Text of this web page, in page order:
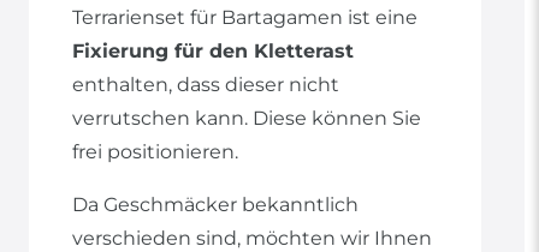
Terrarienset für Bartagamen ist eine
Fixierung für den Kletterast
enthalten, dass dieser nicht
verrutschen kann. Diese können Sie
frei positionieren.
Da Geschmäcker bekanntlich
verschieden sind, möchten wir Ihnen